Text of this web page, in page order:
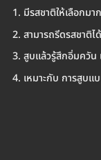
มีรสชาติให้เลือกม
สามารถรีดรสชาติ
สูบแล้วรู้สึกอิ่มควัน
เหมาะกับ การสูบ